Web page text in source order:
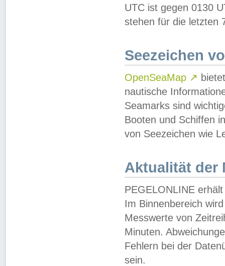
UTC ist gegen 0130
stehen für die letzten
Seezeichen
OpenSeaMap ↗
nautische
Seamarks sind
Booten und Schiffen
von Seezeichen wie
Aktualität der
PEGELONLINE
Im Binnenbereich
Messwerte von
Minuten.
Fehlern bei der
sein.